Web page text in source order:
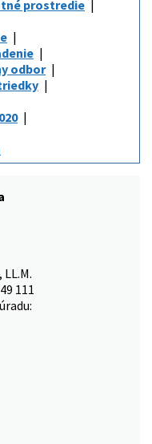
prostredie
odbor
111